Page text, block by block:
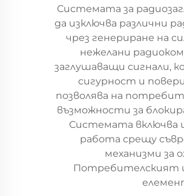
Системата за
да изключва различни
чрез генериране на
нежелани
заглушаващи сигнали,
сигурност и
позволява на
възможности за
Системата включва
работа срещу
механизми за
Потребителският